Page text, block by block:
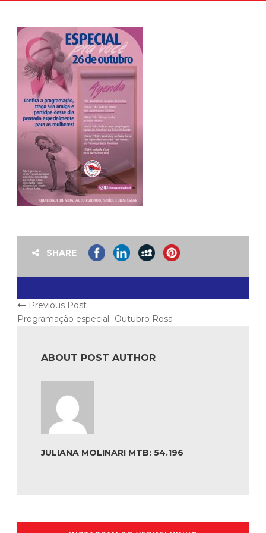
SHARE
Previous Post
Programação especial- Outubro Rosa
ABOUT POST AUTHOR
JULIANA MOLINARI MTB: 54.196